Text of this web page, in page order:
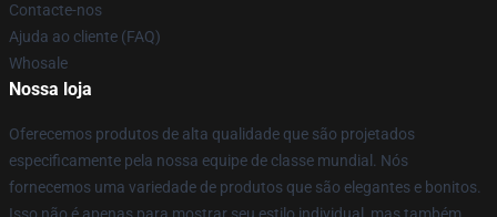
Contacte-nos
Ajuda ao cliente (FAQ)
Whosale
Nossa loja
Oferecemos produtos de alta qualidade que são projetados
especificamente pela nossa equipe de classe mundial. Nós
fornecemos uma variedade de produtos que são elegantes e bonitos.